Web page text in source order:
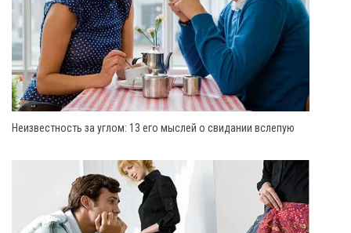
Неизвестность за углом: 13 его мыслей о свидании вслепую